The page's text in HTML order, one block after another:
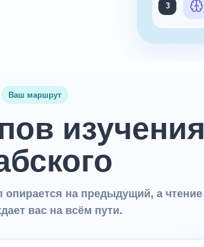
3
Ваш маршрут
изучения
на предыдущий, а чтение
вас на всём пути.